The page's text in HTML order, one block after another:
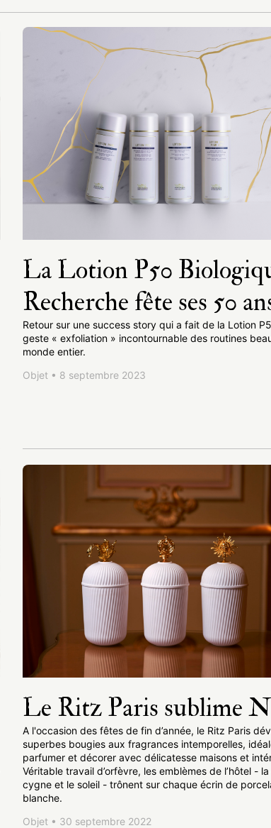
La Lotion P50
Recherche fête ses 50
Retour sur une success story qui a fait de la Lotion
geste « exfoliation » incontournable des routines
monde entier.
Objet • 8 septembre 2023
Le Ritz Paris sublime
A l'occasion des fêtes de fin d’année, le Ritz Paris
superbes bougies aux fragrances intemporelles,
parfumer et décorer avec délicatesse maisons et
Véritable travail d’orfèvre, les emblèmes de l’hôtel -
cygne et le soleil - trônent sur chaque écrin de
blanche.
Objet • 30 septembre 2022